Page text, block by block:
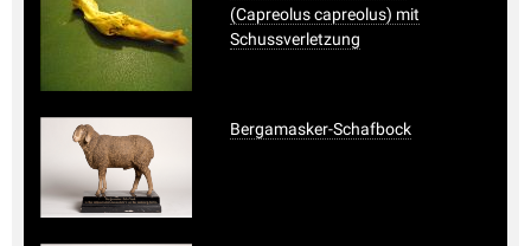
(Capreolus capreolus) mit
Schussverletzung
Bergamasker-Schafbock